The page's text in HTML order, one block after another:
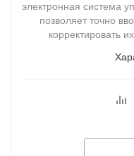
электронная система
позволяет точно
корректировать